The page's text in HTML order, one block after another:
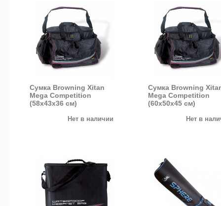
Сумка Browning Xitan
Mega Competition
(58x43x36 см)
Нет в наличии
Сумка Browning
Mega Competition
(60x50x45 см)
Нет в